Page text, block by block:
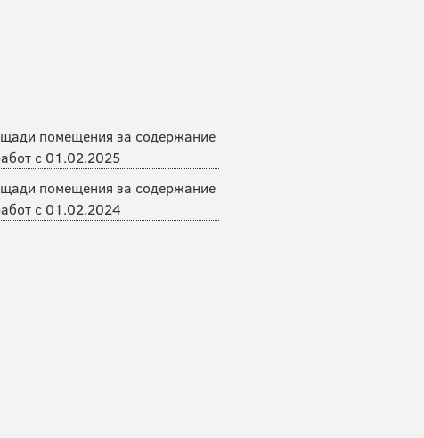
помещения за содержание
c 01.02.2025
помещения за содержание
с 01.02.2024